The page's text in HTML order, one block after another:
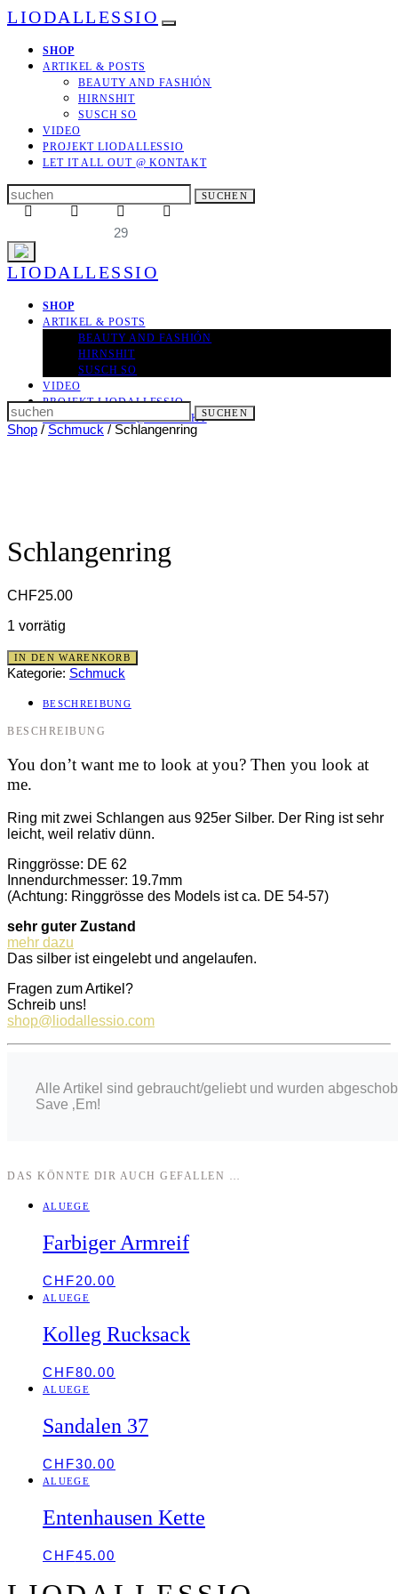
LIODALLESSIO
SHOP
ARTIKEL & POSTS
BEAUTY AND FASHIÓN
HIRNSHIT
SUSCH SO
VIDEO
PROJEKT LIODALLESSIO
LET IT ALL OUT @ KONTAKT
Search
for:
SUCHEN
29
LIODALLESSIO
SHOP
ARTIKEL & POSTS
BEAUTY AND FASHIÓN
HIRNSHIT
SUSCH SO
VIDEO
PROJEKT LIODALLESSIO
LET IT ALL OUT@ KONTAKT
Search
for:
SUCHEN
Shop / Schmuck / Schlangenring
Schlangenring
CHF25.00
1 vorrätig
Schlangenring
Menge
IN DEN WARENKORB
Kategorie: Schmuck
BESCHREIBUNG
BESCHREIBUNG
You don’t want me to look at you? Then you look at
me.
Ring mit zwei Schlangen aus 925er Silber. Der Ring ist sehr
leicht, weil relativ dünn.
Ringgrösse: DE 62
Innendurchmesser: 19.7mm
(Achtung: Ringgrösse des Models ist ca. DE 54-57)
sehr guter Zustand
mehr dazu
Das silber ist eingelebt und angelaufen.
Fragen zum Artikel?
Schreib uns!
shop@liodallessio.com
Alle Artikel sind gebraucht/geliebt und wurden
Save ‚Em!
DAS KÖNNTE DIR AUCH GEFALLEN …
ALUEGE
Farbiger Armreif
CHF20.00
ALUEGE
Kolleg Rucksack
CHF80.00
ALUEGE
Sandalen 37
CHF30.00
ALUEGE
Entenhausen Kette
CHF45.00